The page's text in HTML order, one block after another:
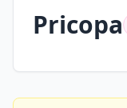
Pricopa